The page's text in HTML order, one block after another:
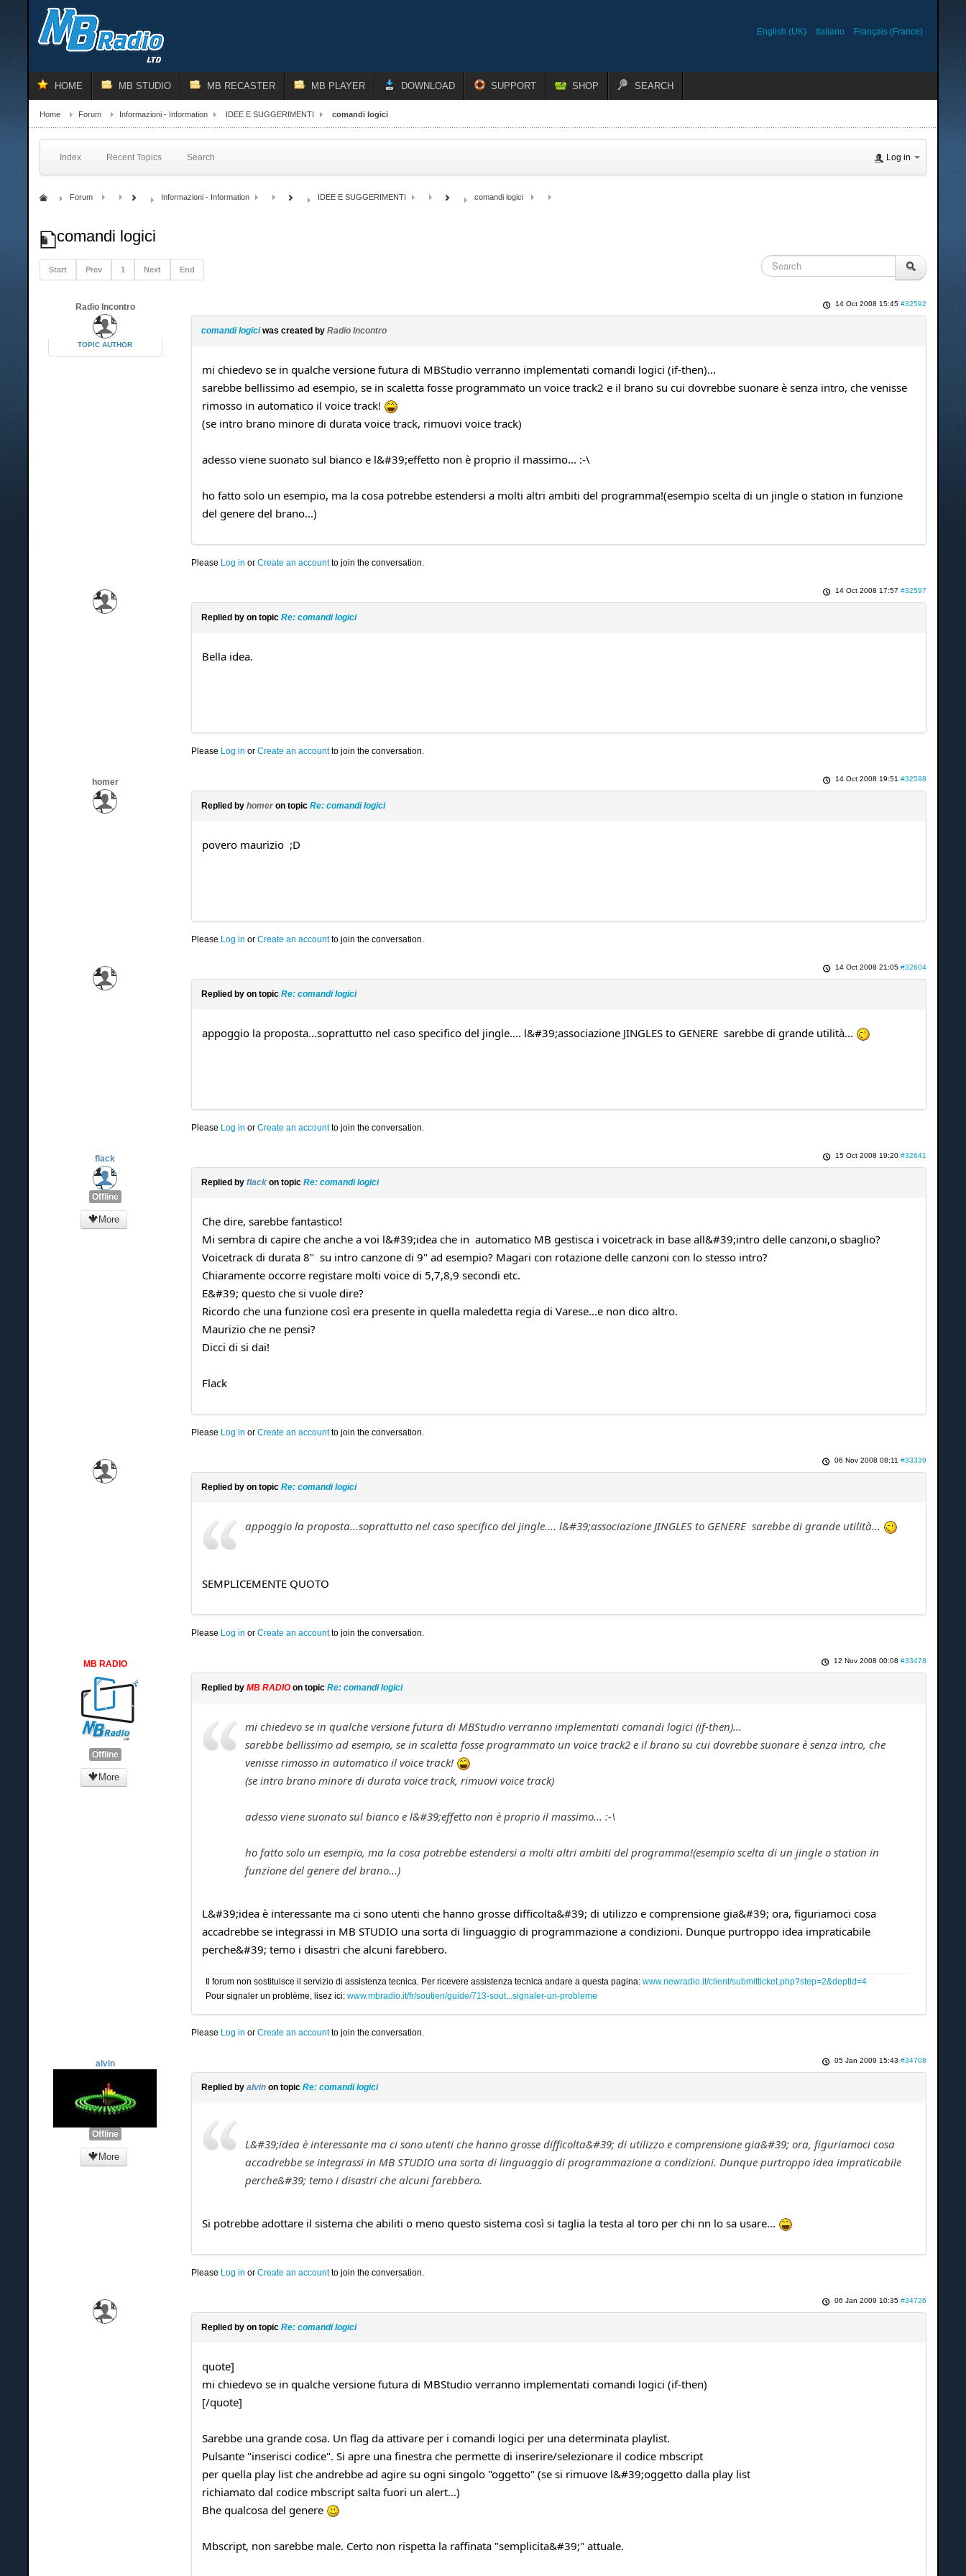
English (UK) Italiano Français (France)
HOME MB STUDIO MB RECASTER MB PLAYER DOWNLOAD SUPPORT SHOP SEARCH
Home Forum Informazioni - Information IDEE E SUGGERIMENTI comandi logici
Index Recent Topics Search Log in
Forum Informazioni - Information IDEE E SUGGERIMENTI comandi logici
comandi logici
Start Prev 1 Next End
Radio Incontro
TOPIC AUTHOR
14 Oct 2008 15:45 #32592
comandi logiciwas created by Radio Incontro
mi chiedevo se in qualche versione futura di MBStudio verranno implementati comandi logici (if-then)...
sarebbe bellissimo ad esempio, se in scaletta fosse programmato un voice track2 e il brano su cui dovrebbe suonare è senza intro, che venisse
rimosso in automatico il voice track!
(se intro brano minore di durata voice track, rimuovi voice track)
adesso viene suonato sul bianco e l&#39;effetto non è proprio il massimo... :-\
ho fatto solo un esempio, ma la cosa potrebbe estendersi a molti altri ambiti del programma!(esempio scelta di un jingle o station in funzione
del genere del brano...)
Please Log in or Create an accountto join the conversation.
14 Oct 2008 17:57 #32597
Replied by on topic Re: comandi logici
Bella idea.
Please Log in or Create an accountto join the conversation.
homer 14 Oct 2008 19:51 #32598
Replied by homeron topic Re: comandi logici
povero maurizio ;D
Please Log in or Create an accountto join the conversation.
14 Oct 2008 21:05 #32604
Replied by on topic Re: comandi logici
appoggio la proposta...soprattutto nel caso specifico del jingle.... l&#39;associazione JINGLES to GENERE sarebbe di grande utilità...
Please Log in or Create an accountto join the conversation.
flack
Offline
More
15 Oct 2008 19:20 #32641
Replied by flackon topic Re: comandi logici
Che dire, sarebbe fantastico!
Mi sembra di capire che anche a voi l&#39;idea che in automatico MB gestisca i voicetrack in base all&#39;intro delle canzoni,o sbaglio?
Voicetrack di durata 8" su intro canzone di 9" ad esempio? Magari con rotazione delle canzoni con lo stesso intro?
Chiaramente occorre registare molti voice di 5,7,8,9 secondi etc.
E&#39; questo che si vuole dire?
Ricordo che una funzione così era presente in quella maledetta regia di Varese...e non dico altro.
Maurizio che ne pensi?
Dicci di si dai!
Flack
Please Log in or Create an accountto join the conversation.
06 Nov 2008 08:11 #33339
Replied by on topic Re: comandi logici
appoggio la proposta...soprattutto nel caso specifico del jingle.... l&#39;associazione JINGLES to GENERE sarebbe di grande utilità...
SEMPLICEMENTE QUOTO
Please Log in or Create an accountto join the conversation.
MB RADIO
Offline
More
12 Nov 2008 00:08 #33478
Replied by MB RADIOon topic Re: comandi logici
mi chiedevo se in qualche versione futura di MBStudio verranno implementati comandi logici (if-then)...
sarebbe bellissimo ad esempio, se in scaletta fosse programmato un voice track2 e il brano su cui dovrebbe suonare è senza intro, che
venisse rimosso in automatico il voice track!
(se intro brano minore di durata voice track, rimuovi voice track)
adesso viene suonato sul bianco e l&#39;effetto non è proprio il massimo... :-\
ho fatto solo un esempio, ma la cosa potrebbe estendersi a molti altri ambiti del programma!(esempio scelta di un jingle o station in
funzione del genere del brano...)
L&#39;idea è interessante ma ci sono utenti che hanno grosse difficolta&#39; di utilizzo e comprensione gia&#39; ora, figuriamoci cosa
accadrebbe se integrassi in MB STUDIO una sorta di linguaggio di programmazione a condizioni. Dunque purtroppo idea impraticabile
perche&#39; temo i disastri che alcuni farebbero.
Il forum non sostituisce il servizio di assistenza tecnica. Per ricevere assistenza tecnica andare a questa pagina: www.newradio.it/client/submitticket.php?step=2&deptid=4
Pour signaler un problème, lisez ici: www.mbradio.it/fr/soutien/guide/713-sout...signaler-un-probleme
Please Log in or Create an accountto join the conversation.
alvin
Offline
More
05 Jan 2009 15:43 #34708
Replied by alvinon topic Re: comandi logici
L&#39;idea è interessante ma ci sono utenti che hanno grosse difficolta&#39; di utilizzo e comprensione gia&#39; ora, figuriamoci cosa
accadrebbe se integrassi in MB STUDIO una sorta di linguaggio di programmazione a condizioni. Dunque purtroppo idea impraticabile
perche&#39; temo i disastri che alcuni farebbero.
Si potrebbe adottare il sistema che abiliti o meno questo sistema così si taglia la testa al toro per chi nn lo sa usare...
Please Log in or Create an accountto join the conversation.
06 Jan 2009 10:35 #34726
Replied by on topic Re: comandi logici
quote]
mi chiedevo se in qualche versione futura di MBStudio verranno implementati comandi logici (if-then)
[/quote]
Sarebbe una grande cosa. Un flag da attivare per i comandi logici per una determinata playlist.
Pulsante "inserisci codice". Si apre una finestra che permette di inserire/selezionare il codice mbscript
per quella play list che andrebbe ad agire su ogni singolo "oggetto" (se si rimuove l&#39;oggetto dalla play list
richiamato dal codice mbscript salta fuori un alert...)
Bhe qualcosa del genere
Mbscript, non sarebbe male. Certo non rispetta la raffinata "semplicita&#39;" attuale.